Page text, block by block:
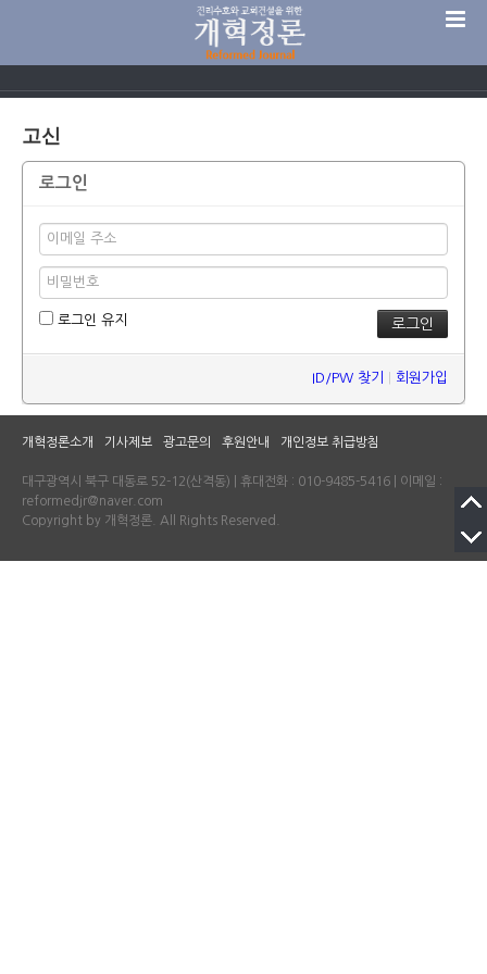
고신
로그인
로그인 유지
ID/PW 찾기 회원가입
개혁정론소개 기사제보 광고문의 후원안내 개인정보 취급방침
대구광역시 북구 대동로 52-12(산격동) | 휴대전화 : 010-9485-5416 | 이메일 :
reformedjr@naver.com
Copyright by 개혁정론. All Rights Reserved.